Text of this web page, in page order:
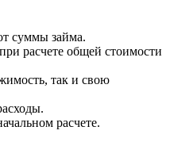
суммы займа.
расчете общей стоимости
так и свою
расчете.